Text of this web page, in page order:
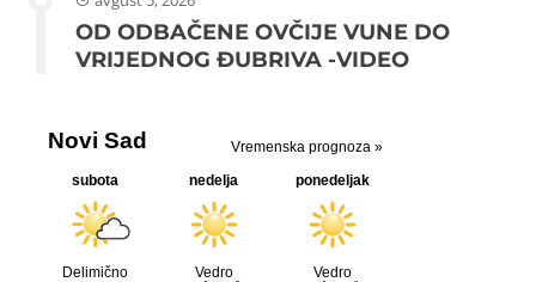
OD ODBAČENE OVČIJE VUNE DO
VRIJEDNOG ĐUBRIVA -VIDEO